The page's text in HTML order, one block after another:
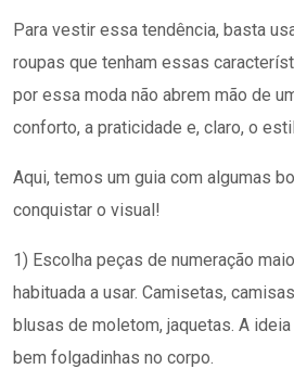
Para vestir essa tendência, basta
roupas que tenham essas
por essa moda não abrem mão de
conforto, a praticidade e, claro, o
Aqui, temos um guia com algumas
conquistar o visual!
1) Escolha peças de numeração
habituada a usar. Camisetas,
blusas de moletom, jaquetas. A
bem folgadinhas no corpo.